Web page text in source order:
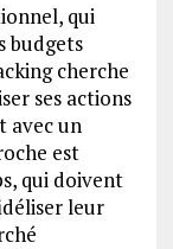
qui
budgets
cherche
ses actions
avec un
est
qui doivent
leur